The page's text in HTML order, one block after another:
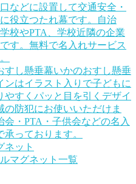
などに設置して交通安全・
役立つたれ幕です。自治
校やPTA、学校近隣の企業
す。無料で名入れサービス
すし懸垂幕いかのおすし懸垂
ンはイラスト入りで子どもに
やすくパッと目を引くデザイ
の防犯にお使いいただけま
会・PTA・子供会などの名入
承っております。
ネット
マグネット一覧